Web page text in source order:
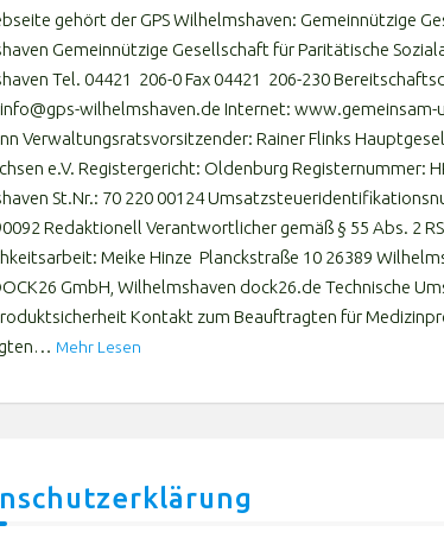
gehört der GPS Wilhelmshaven: Gemeinnützige
Gemeinnützige Gesellschaft für Paritätische
Tel. 04421 206-0 Fax 04421 206-230
wilhelmshaven.de Internet:
Verwaltungsratsvorsitzender: Rainer Flinks
e.V. Registergericht: Oldenburg Registernummer:
St.Nr.: 70 220 00124
Redaktionell Verantwortlicher gemäß § 55 Abs. 2
Meike Hinze Planckstraße 10 26389
GmbH, Wilhelmshaven dock26.de Technische
Kontakt zum Beauftragten für
Mehr Lesen